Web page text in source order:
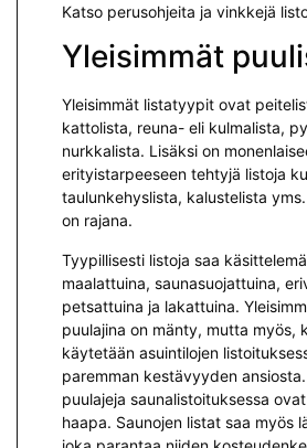
Katso perusohjeita ja vinkkejä
Yleisimmät
Yleisimmät listatyypit ovat
kattolista, reuna- eli kulmalista,
nurkkalista. Lisäksi on
erityistarpeeseen tehtyjä listoja
taulunkehyslista, kalustelista
on rajana.
Tyypillisesti listoja saa
maalattuina, saunasuojattuina,
petsattuina ja lakattuina.
puulajina on mänty, mutta myös,
käytetään asuintilojen
paremman kestävyyden
puulajeja saunalistoituksessa
haapa. Saunojen listat saa myös